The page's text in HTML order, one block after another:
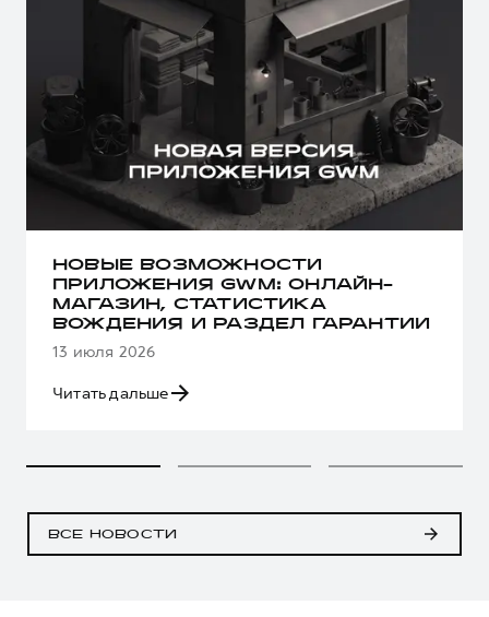
НОВЫЕ ВОЗМОЖНОСТИ
ПРИЛОЖЕНИЯ GWM: ОНЛАЙН-
МАГАЗИН, СТАТИСТИКА
ВОЖДЕНИЯ И РАЗДЕЛ ГАРАНТИИ
13 июля 2026
Читать дальше
ВСЕ НОВОСТИ